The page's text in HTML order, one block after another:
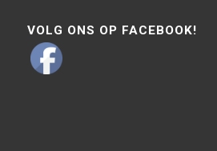
VOLG ONS OP FACEBOOK!